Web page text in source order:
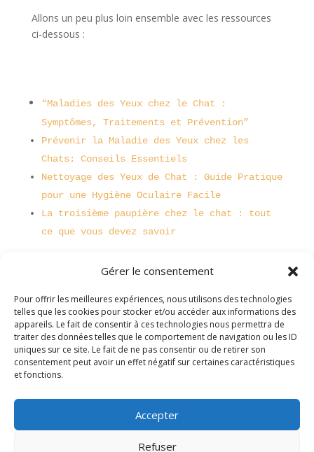
Gérer le consentement
Pour offrir les meilleures expériences, nous utilisons des technologies
telles que les cookies pour stocker et/ou accéder aux informations des
appareils. Le fait de consentir à ces technologies nous permettra de
traiter des données telles que le comportement de navigation ou les ID
uniques sur ce site. Le fait de ne pas consentir ou de retirer son
consentement peut avoir un effet négatif sur certaines caractéristiques
et fonctions.
Accepter
Refuser
Allons un peu plus loin ensemble avec les ressources
ci-dessous :
“Maladies des Yeux chez le Chat :
Symptômes, Traitements et Prévention”
Prévenir la Maladie des Yeux chez les
Chats: Conseils Essentiels
Nettoyage des Yeux de Chat : Guide Pratique
pour une Hygiène Oculaire Facile
La troisième paupière chez le chat : tout
ce que vous devez savoir